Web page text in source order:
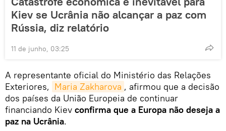
Kiev se Ucrânia não alcançar a paz com
Rússia, diz relatório
11 de junho, 03:25
A representante oficial do Ministério das Relações
Exteriores, Maria Zakharova , afirmou que a decisão
dos países da União Europeia de continuar
financiando Kiev confirma que a Europa não deseja a
paz na Ucrânia.